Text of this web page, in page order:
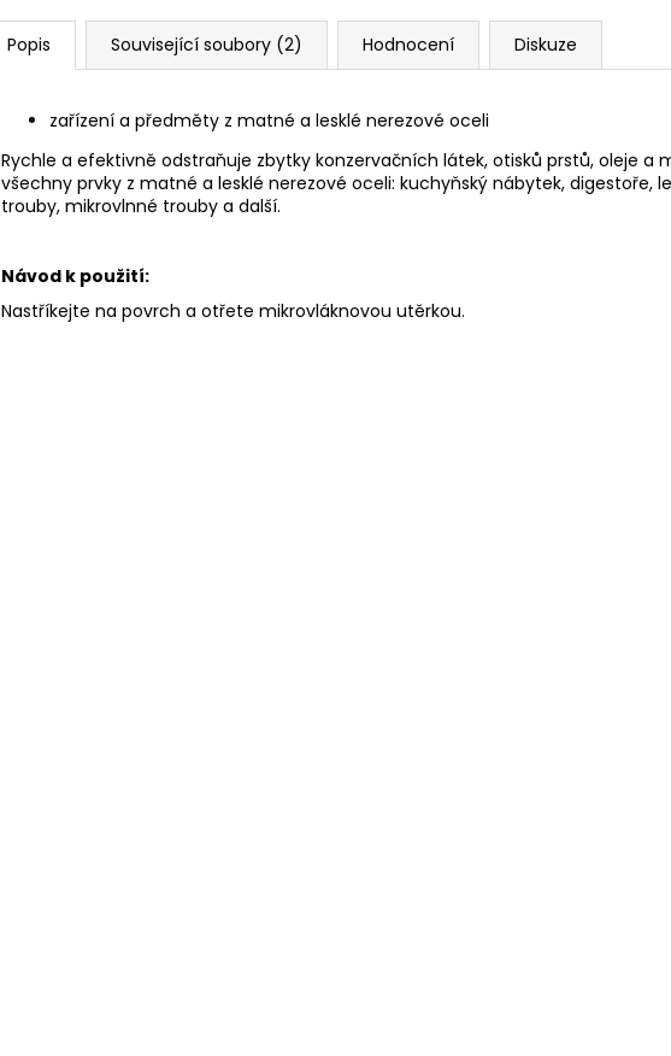
Popis Související soubory (2) Hodnocení Diskuze
zařízení a předměty z matné a lesklé nerezové oceli
Rychle a efektivně odstraňuje zbytky konzervačních látek, otisků prstů, oleje a
všechny prvky z matné a lesklé nerezové oceli: kuchyňský nábytek, digestoře,
trouby, mikrovlnné trouby a další.
Návod k použití:
Nastříkejte na povrch a otřete mikrovláknovou utěrkou.